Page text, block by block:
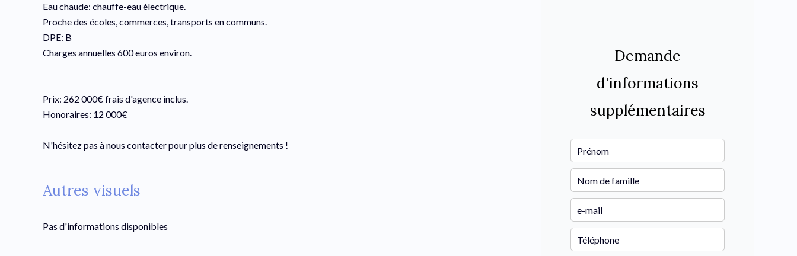
Eau chaude: chauffe-eau électrique.
Proche des écoles, commerces, transports en communs.
DPE: B
Charges annuelles 600 euros environ.
Prix: 262 000€ frais d'agence inclus.
Honoraires: 12 000€
N'hésitez pas à nous contacter pour plus de renseignements !
Autres visuels
Pas d'informations disponibles
Demande
d'informations
supplémentaires